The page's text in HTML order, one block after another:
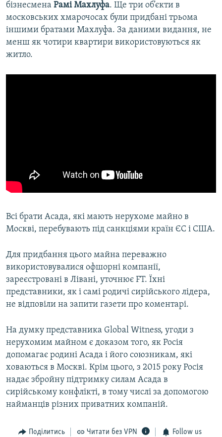
бізнесмена Рамі Махлуфа. Ще три об’єкти в
московських хмарочосах були придбані трьома
іншими братами Махлуфа. За даними видання, не
менш як чотири квартири використовуються як
житло.
Всі брати Асада, які мають нерухоме майно в
Москві, перебувають під санкціями країн ЄС і США.
Для придбання цього майна переважно
використовувалися офшорні компанії,
зареєстровані в Лівані, уточнює FT. Їхні
представники, як і самі родичі сирійського лідера,
не відповіли на запити газети про коментарі.
На думку представника Global Witness, угоди з
нерухомим майном є доказом того, як Росія
допомагає родині Асада і його союзникам, які
ховаються в Москві. Крім цього, з 2015 року Росія
надає збройну підтримку силам Асада в
сирійському конфлікті, в тому числі за допомогою
найманців різних приватних компаній.
Поділитись Читати без VPN Follow us